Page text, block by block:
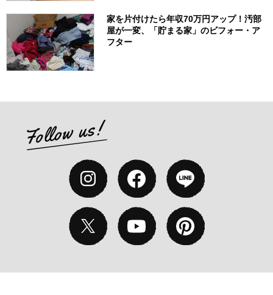
家を片付けたら年収70万円アップ！汚部
屋が一変、「貯まる家」のビフォー・ア
フター